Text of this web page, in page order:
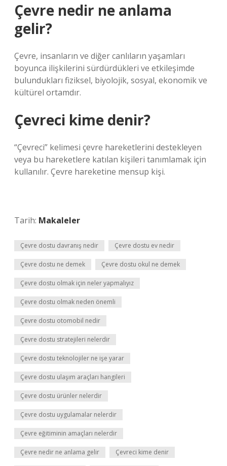
Çevre nedir ne anlama
gelir?
Çevre, insanların ve diğer canlıların yaşamları
boyunca ilişkilerini sürdürdükleri ve etkileşimde
bulundukları fiziksel, biyolojik, sosyal, ekonomik ve
kültürel ortamdır.
Çevreci kime denir?
“Çevreci” kelimesi çevre hareketlerini destekleyen
veya bu hareketlere katılan kişileri tanımlamak için
kullanılır. Çevre hareketine mensup kişi.
Tarih: Makaleler
Çevre dostu davranış nedir Çevre dostu ev nedir
Çevre dostu ne demek Çevre dostu okul ne demek
Çevre dostu olmak için neler yapmalıyız
Çevre dostu olmak neden önemli
Çevre dostu otomobil nedir
Çevre dostu stratejileri nelerdir
Çevre dostu teknolojiler ne işe yarar
Çevre dostu ulaşım araçları hangileri
Çevre dostu ürünler nelerdir
Çevre dostu uygulamalar nelerdir
Çevre eğitiminin amaçları nelerdir
Çevre nedir ne anlama gelir Çevreci kime denir